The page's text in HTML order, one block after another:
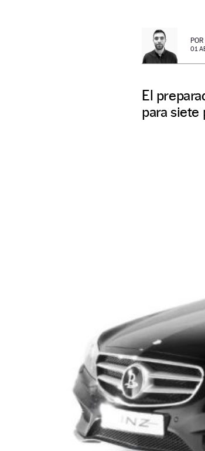
POR
01
El
para siete